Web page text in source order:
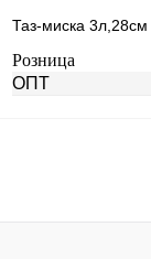
Таз-миска
Розница
ОПТ
Купить в 1 клик